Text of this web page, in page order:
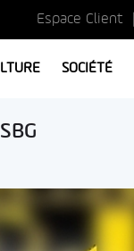
Espace Client
SOCIÉTÉ